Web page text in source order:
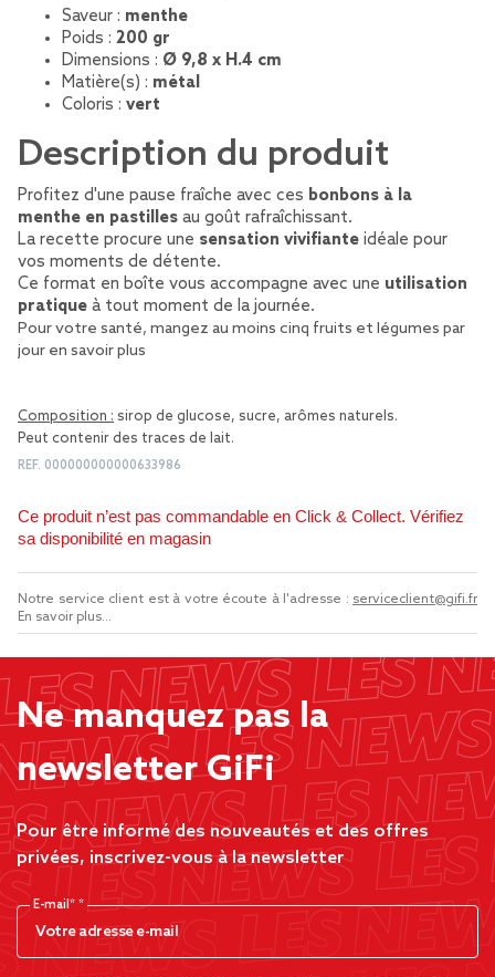
Saveur : menthe
Poids : 200 gr
Dimensions : Ø 9,8 x H.4 cm
Matière(s) : métal
Coloris : vert
Description du produit
Profitez d'une pause fraîche avec ces bonbons à la
menthe en pastilles au goût rafraîchissant.
La recette procure une sensation vivifiante idéale pour
vos moments de détente.
Ce format en boîte vous accompagne avec une utilisation
pratique à tout moment de la journée.
Pour votre santé, mangez au moins cinq fruits et légumes par
jour en savoir plus
Composition : sirop de glucose, sucre, arômes naturels.
Peut contenir des traces de lait.
REF. 000000000000633986
Ce produit n’est pas commandable en Click & Collect. Vérifiez
sa disponibilité en magasin
Notre service client est à votre écoute à l'adresse : serviceclient@gifi.fr
En savoir plus...
Ne manquez pas la
newsletter GiFi
Pour être informé des nouveautés et des offres
privées, inscrivez-vous à la newsletter
E-mail*